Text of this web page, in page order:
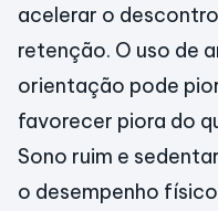
acelerar o
retenção. O uso de
orientação pode
favorecer piora do
Sono ruim e
o desempenho